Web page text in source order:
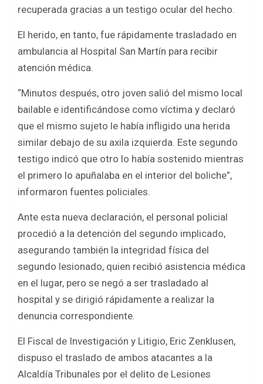
recuperada gracias a un testigo ocular del hecho.
El herido, en tanto, fue rápidamente trasladado en
ambulancia al Hospital San Martín para recibir
atención médica.
“Minutos después, otro joven salió del mismo local
bailable e identificándose como víctima y declaró
que el mismo sujeto le había infligido una herida
similar debajo de su axila izquierda. Este segundo
testigo indicó que otro lo había sostenido mientras
el primero lo apuñalaba en el interior del boliche”,
informaron fuentes policiales.
Ante esta nueva declaración, el personal policial
procedió a la detención del segundo implicado,
asegurando también la integridad física del
segundo lesionado, quien recibió asistencia médica
en el lugar, pero se negó a ser trasladado al
hospital y se dirigió rápidamente a realizar la
denuncia correspondiente.
El Fiscal de Investigación y Litigio, Eric Zenklusen,
dispuso el traslado de ambos atacantes a la
Alcaldía Tribunales por el delito de Lesiones